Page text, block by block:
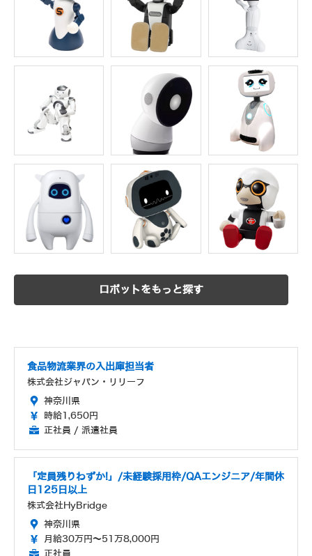
ロボットをもっと探す
食品物流業界の入出庫担当者
株式会社ジャパン・リリーフ
神奈川県
時給1,650円
正社員 / 派遣社員
「定員残りわずか!」/未経験採用枠/QAエンジニア/年間休
日125日以上
株式会社HyBridge
神奈川県
月給30万円～51万8,000円
正社員